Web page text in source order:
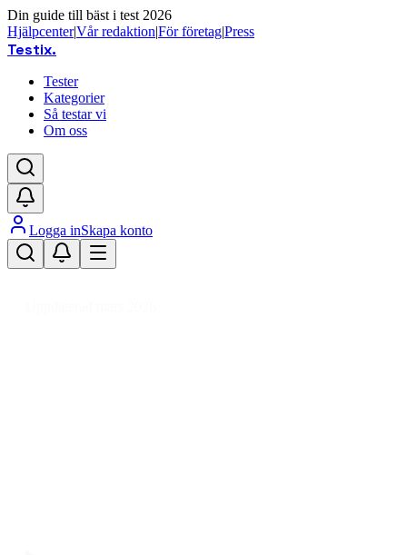
Din guide till bäst i test 2026
Hjälpcenter|Vår redaktion|För företag|Press
Testix.
Tester
Kategorier
Så testar vi
Om oss
Logga inSkapa konto